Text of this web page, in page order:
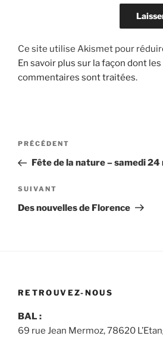
Ce site utilise Akismet pour
En savoir plus sur la façon dont
commentaires sont traitées.
Navigation
l’article
Article
précédent
PRÉCÉDENT
Fête de la nature – samedi
Article
suivant
SUIVANT
Des nouvelles de Florence
RETROUVEZ-NOUS
BAL :
69 rue Jean Mermoz, 78620